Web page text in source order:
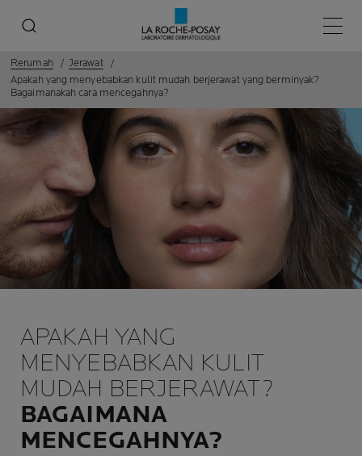
Menu
Rerumah
Jerawat
Apakah yang menyebabkan kulit mudah berjerawat yang berminyak?
Bagaimanakah cara mencegahnya?
APAKAH YANG
MENYEBABKAN KULIT
MUDAH BERJERAWAT?
BAGAIMANA
MENCEGAHNYA?